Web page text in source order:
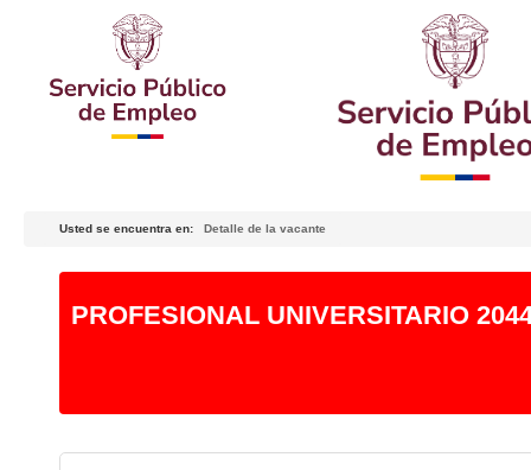
Usted se encuentra en: Detalle de la vacante
PROFESIONAL UNIVERSITARIO